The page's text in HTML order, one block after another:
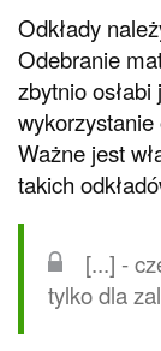
Odkłady
Odebranie
zbytnio
Ważne jest
takich
[...] -
tylko dla